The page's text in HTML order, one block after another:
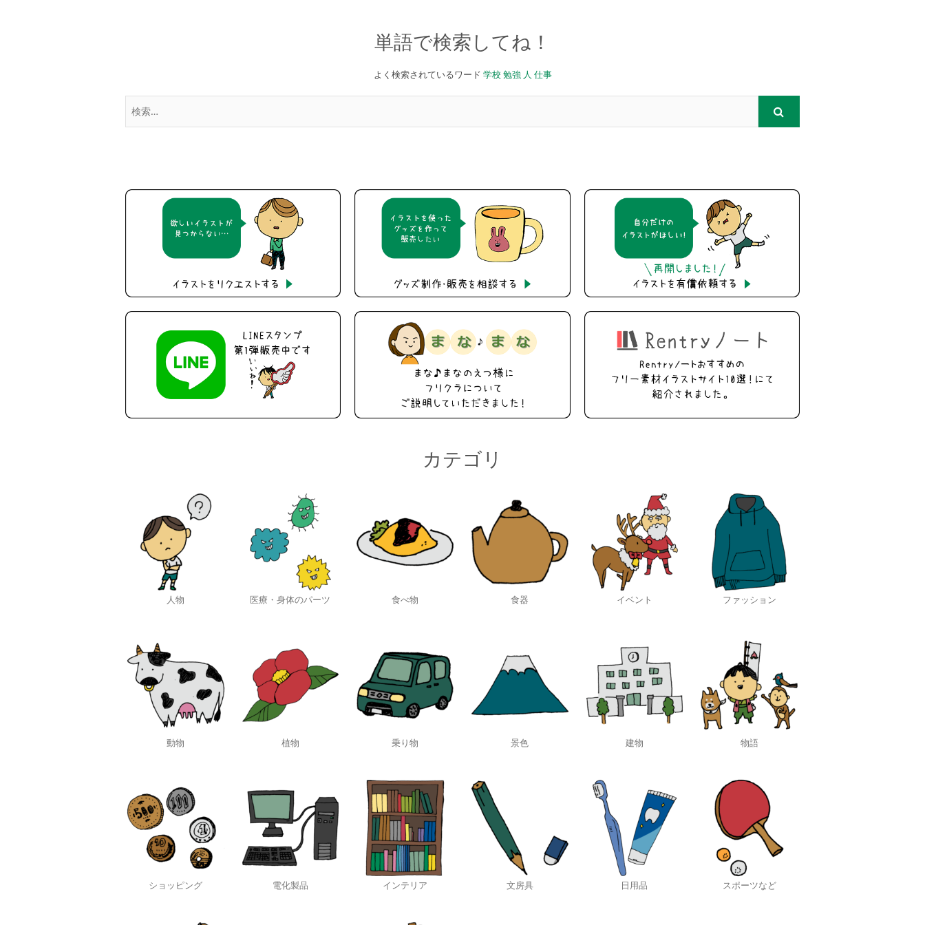
単語で検索してね！
よく検索されているワード 学校 勉強 人 仕事
カテゴリ
人物 医療・身体のパーツ 食べ物 食器 イベント ファッション
動物 植物 乗り物 景色 建物 物語
ショッピング 電化製品 インテリア 文房具 日用品 スポーツなど